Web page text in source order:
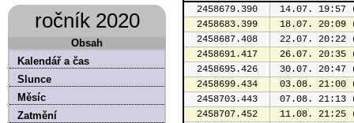
ročník 2020
Obsah
Kalendář a čas
Slunce
Měsíc
Zatmění
2458679.390
14.07. 19:57
2458683.399
18.07. 20:09
2458687.408
22.07. 20:22
2458691.417
26.07. 20:35
2458695.426
30.07. 20:47
2458699.434
03.08. 21:00
2458703.443
07.08. 21:13
2458707.452
11.08. 21:25